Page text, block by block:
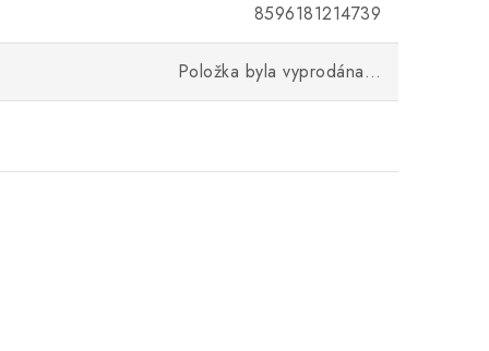
8596181214739
Položka byla vyprodána…